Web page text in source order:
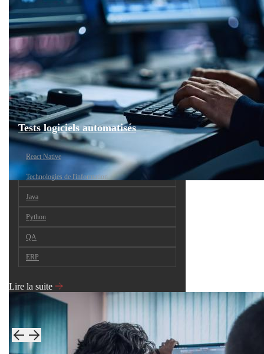
Tests logiciels automatisés
React Native
Technologies de l'information
Java
Python
QA
ERP
Lire la suite